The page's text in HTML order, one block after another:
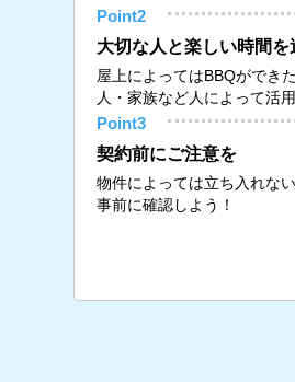
Point2
大切な人と楽しい時間
屋上によってはBBQができ
人・家族など人によって活
Point3
契約前にご注意を
物件によっては立ち入れな
事前に確認しよう！